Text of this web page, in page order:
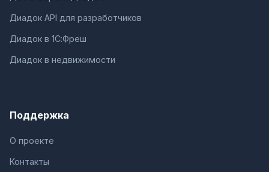
Диадок API для разработчиков
Диадок в 1С:Фреш
Диадок в недвижимости
Поддержка
О проекте
Контакты